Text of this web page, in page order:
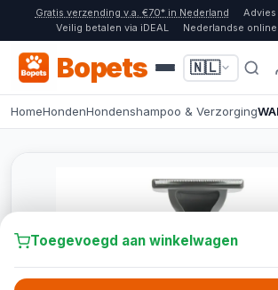
Gratis verzending v.a. €70* in Nederland
Veilig betalen via iDEAL
Nederlandse
Bopets 🇳🇱
HomeHondenHondenshampoo & Verzorging
Toegevoegd aan winkelwagen